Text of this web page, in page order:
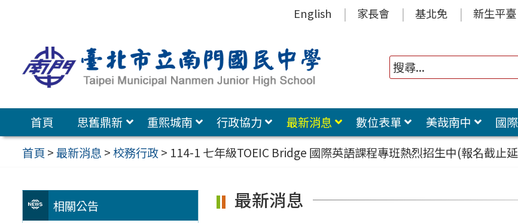
容
區
English 家長會 基北免 新生平臺
首頁 思舊鼎新 重熙城南 行政協力 最新消息 數位表單 美哉南中 國
首頁 >最新消息 >校務行政> 114-1 七年級TOEIC Bridge 國際英語課程專班熱烈招生中(報名截止
相關公告 最新消息